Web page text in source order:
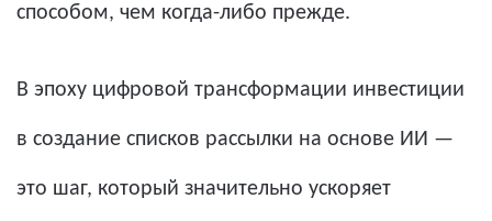
способом, чем когда-либо прежде.
В эпоху цифровой трансформации инвестиции
в создание списков рассылки на основе ИИ —
это шаг, который значительно ускоряет